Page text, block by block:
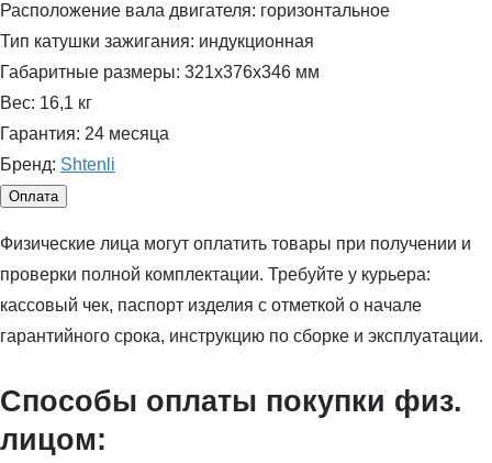
Расположение вала двигателя: горизонтальное
Тип катушки зажигания: индукционная
Габаритные размеры: 321x376x346 мм
Вес: 16,1 кг
Гарантия: 24 месяца
Бренд: Shtenli
Оплата
Физические лица могут оплатить товары при получении и
проверки полной комплектации. Требуйте у курьера:
кассовый чек, паспорт изделия с отметкой о начале
гарантийного срока, инструкцию по сборке и эксплуатации.
Способы оплаты покупки физ.
лицом: